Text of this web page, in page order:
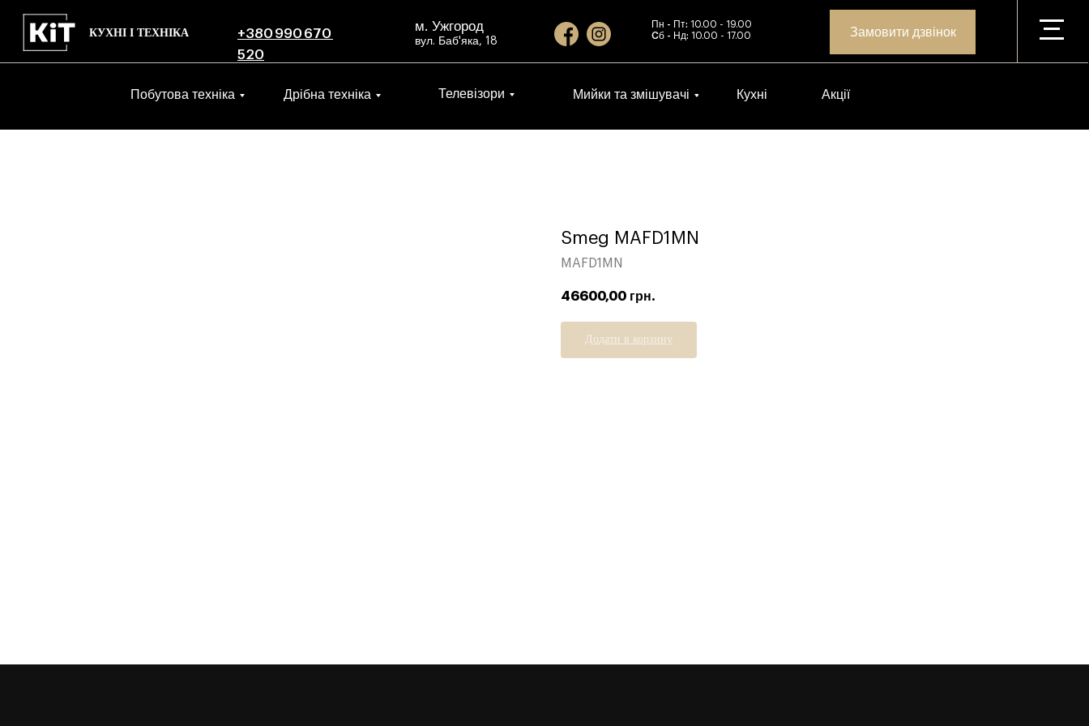
Дрібна техніка Акції
Мийки та змішувачі
Побутова техніка Кухні
Пн - Пт: 10.00 - 19.00
Cб - Нд: 10.00 - 17.00
+380 990 670
520
КУХНІ І ТЕХНІКА
вул. Баб'яка, 18
м. Ужгород Замовити дзвінок
Телевізори
Smeg MAFD1MN
MAFD1MN
46600,00 грн.
Додати в корзину